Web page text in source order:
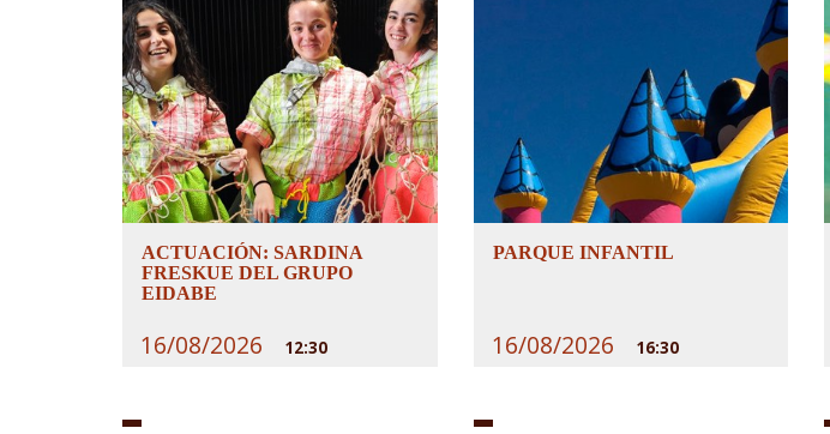
ACTUACIÓN: SARDINA
FRESKUE DEL GRUPO
EIDABE
16/08/2026 12:30
PARQUE INFANTIL
16/08/2026 16:30